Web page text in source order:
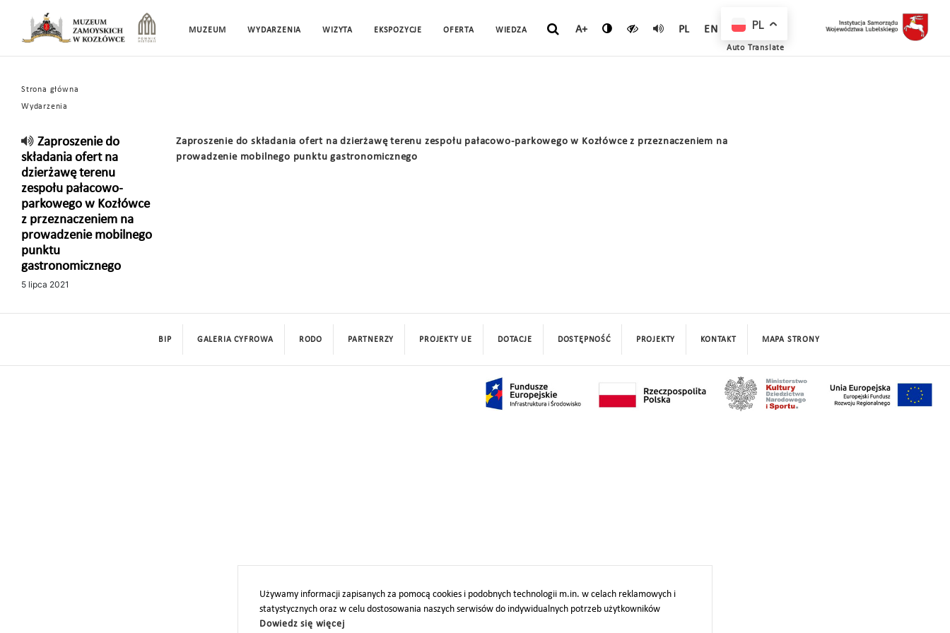
MUZEUM WYDARZENIA WIZYTA EKSPOZYCJE OFERTA WIEDZA A+ PL EN
Strona główna
Wydarzenia
Zaproszenie do
składania ofert na
dzierżawę terenu
zespołu pałacowo-
parkowego w Kozłówce
z przeznaczeniem na
prowadzenie mobilnego
punktu
gastronomicznego
5 lipca 2021
Zaproszenie do składania ofert na dzierżawę terenu zespołu pałacowo-parkowego w Kozłówce z przeznaczeniem na
prowadzenie mobilnego punktu gastronomicznego
Używamy informacji zapisanych za pomocą cookies i podobnych technologii m.in. w celach reklamowych i
statystycznych oraz w celu dostosowania naszych serwisów do indywidualnych potrzeb użytkowników
Dowiedz się więcej
BIP GALERIA CYFROWA RODO PARTNERZY PROJEKTY UE DOTACJE DOSTĘPNOŚĆ PROJEKTY KONTAKT MAPA STRONY
PL
Auto Translate